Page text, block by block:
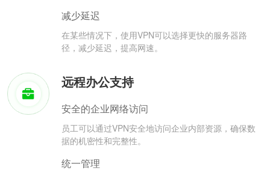
减少延迟
在某些情况下，使用VPN可以选择更快的服务器路
径，减少延迟，提高网速。
远程办公支持
安全的企业网络访问
员工可以通过VPN安全地访问企业内部资源，确保数
据的机密性和完整性。
统一管理